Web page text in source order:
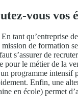
vous vos
En tant qu’entreprise
de formation
s’assurer de
pour le métier de la
programme intensif
Enfin, une
en école) permet